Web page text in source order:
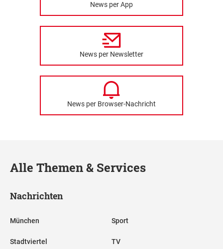
News per App
News per Newsletter
News per Browser-Nachricht
Alle Themen & Services
Nachrichten
München
Stadtviertel
Sport
TV